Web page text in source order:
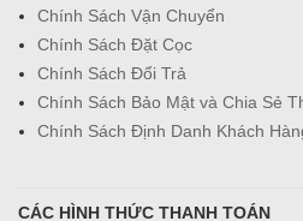
Chính Sách Vận Chuyển
Chính Sách Đặt Cọc
Chính Sách Đổi Trả
Chính Sách Bảo Mật và Chia Sẻ
Chính Sách Định Danh Khách
CÁC HÌNH THỨC THANH TOÁN